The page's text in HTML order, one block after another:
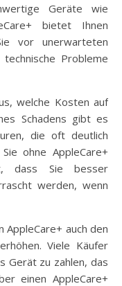
Geräte wie
bietet Ihnen
vor unerwarteten
Probleme
welche Kosten auf
Schadens gibt es
die oft deutlich
ohne AppleCare+
dass Sie besser
werden, wenn
AppleCare+ auch den
Viele Käufer
Gerät zu zahlen, das
einen AppleCare+